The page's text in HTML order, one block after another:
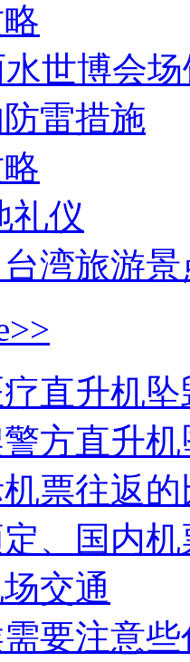
世博会
雷措施
礼仪
湾旅游景
直升机
方直升
票往返
、国内
交通
要注意